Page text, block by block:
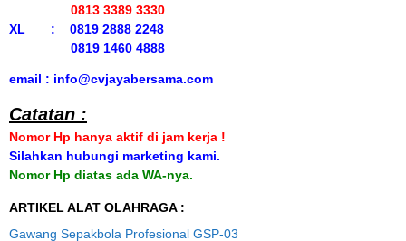
0813 3389 3330
XL : 0819 2888 2248
0819 1460 4888
email : info@cvjayabersama.com
Catatan :
Nomor Hp hanya aktif di jam kerja !
Silahkan hubungi marketing kami.
Nomor Hp diatas ada WA-nya.
ARTIKEL ALAT OLAHRAGA :
Gawang Sepakbola Profesional GSP-03